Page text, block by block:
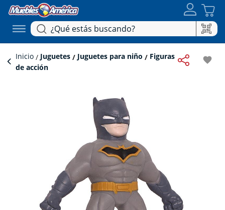
Inicio Juguetes Juguetes para niño Figuras
de acción
favorite